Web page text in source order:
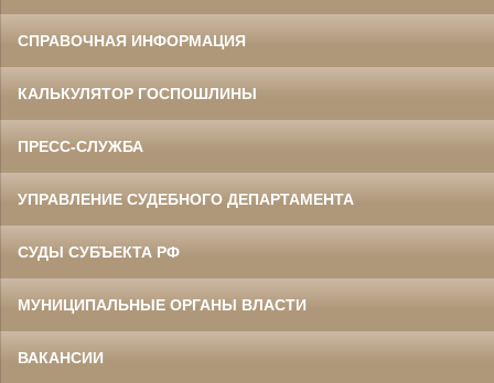
СПРАВОЧНАЯ ИНФОРМАЦИЯ
КАЛЬКУЛЯТОР ГОСПОШЛИНЫ
ПРЕСС-СЛУЖБА
УПРАВЛЕНИЕ СУДЕБНОГО ДЕПАРТАМЕНТА
СУДЫ СУБЪЕКТА РФ
МУНИЦИПАЛЬНЫЕ ОРГАНЫ ВЛАСТИ
ВАКАНСИИ